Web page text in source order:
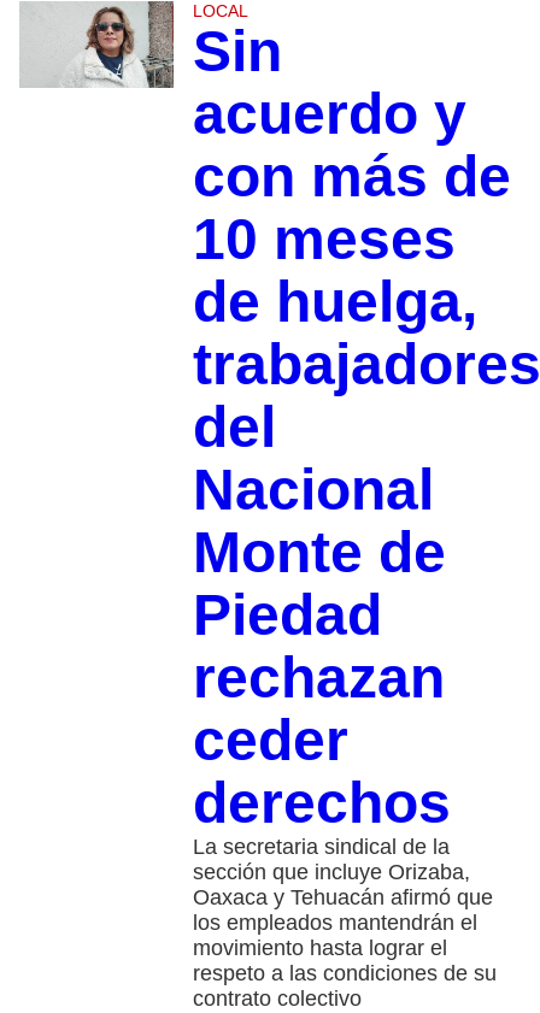
LOCAL
Sin
acuerdo y
con más de
10 meses
de huelga,
trabajadores
del
Nacional
Monte de
Piedad
rechazan
ceder
derechos
La secretaria sindical de la
sección que incluye Orizaba,
Oaxaca y Tehuacán afirmó que
los empleados mantendrán el
movimiento hasta lograr el
respeto a las condiciones de su
contrato colectivo